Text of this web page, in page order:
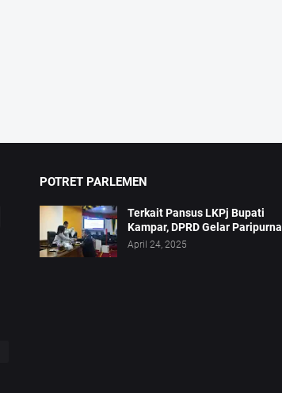
POTRET PARLEMEN
Terkait Pansus LKPj Bupati
Kampar, DPRD Gelar Paripurna
April 24, 2025